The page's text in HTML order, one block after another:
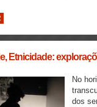
Etnicidade:
No
dos